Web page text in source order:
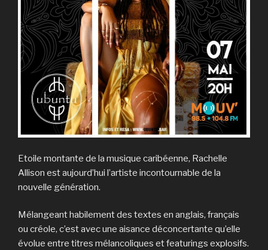
Etoile montante de la musique caribéenne, Rachelle
Allison est aujourd’hui l’artiste incontournable de la
nouvelle génération.
Mélangeant habilement des textes en anglais, français
ou créole, c’est avec une aisance déconcertante qu’elle
évolue entre titres mélancoliques et featurings explosifs.